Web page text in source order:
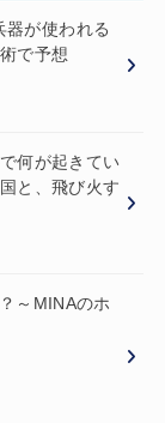
器が使われる
で予想
何が起きてい
と、飛び火す
～MINAのホ